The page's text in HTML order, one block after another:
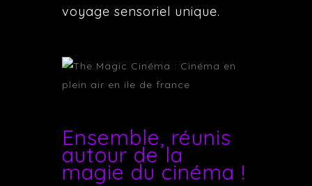
voyage sensoriel unique.
Ensemble, réunis
autour de la
magie du cinéma !